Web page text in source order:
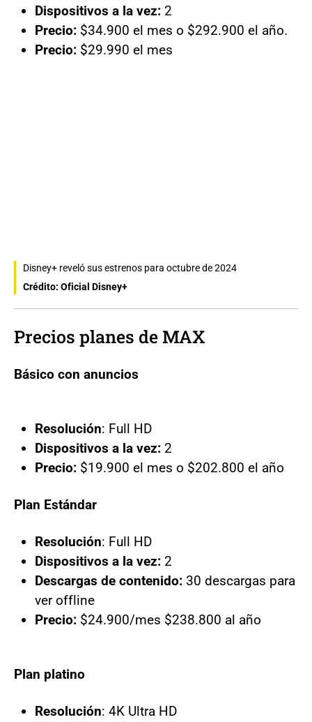
Dispositivos a la vez: 2
Precio: $34.900 el mes o $292.900 el año.
Precio: $29.990 el mes
Disney+ reveló sus estrenos para octubre de 2024
Crédito: Oficial Disney+
Precios planes de MAX
Básico con anuncios
Resolución: Full HD
Dispositivos a la vez: 2
Precio: $19.900 el mes o $202.800 el año
Plan Estándar
Resolución: Full HD
Dispositivos a la vez: 2
Descargas de contenido: 30 descargas para
ver offline
Precio: $24.900/mes $238.800 al año
Plan platino
Resolución: 4K Ultra HD